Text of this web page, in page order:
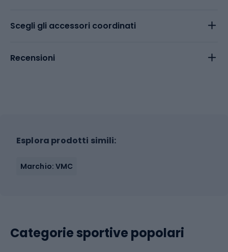
Scegli gli accessori coordinati
Recensioni
Esplora prodotti simili:
Marchio: VMC
Categorie sportive popolari